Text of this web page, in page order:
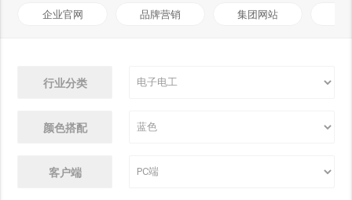
企业官网 品牌营销 集团网站
行业分类
颜色搭配
客户端